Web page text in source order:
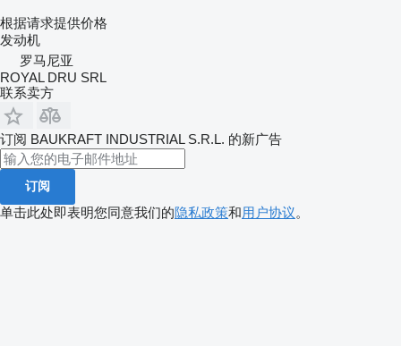
根据请求提供价格
发动机
罗马尼亚
ROYAL DRU SRL
联系卖方
订阅 BAUKRAFT INDUSTRIAL S.R.L. 的新广告
订阅
单击此处即表明您同意我们的隐私政策和用户协议。